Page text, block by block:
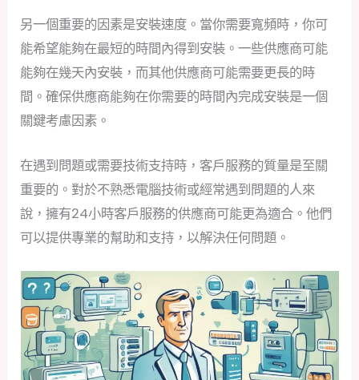
另一個重要的因素是安裝速度。當你需要寬頻時，你可
能希望能夠在最短的時間內得到安裝。一些供應商可能
能夠在幾天內安裝，而其他供應商可能需要更長的時
間。確保供應商能夠在你需要的時間內完成安裝是一個
關鍵考慮因素。
在遇到問題或需要技術支持時，客戶服務的質量是至關
重要的。對於不熟悉電腦技術或經常遇到問題的人來
說，擁有24小時客戶服務的供應商可能更為適合。他們
可以提供專業的幫助和支持，以解決任何問題。